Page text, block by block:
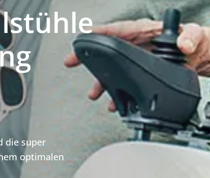
die super
optimalen